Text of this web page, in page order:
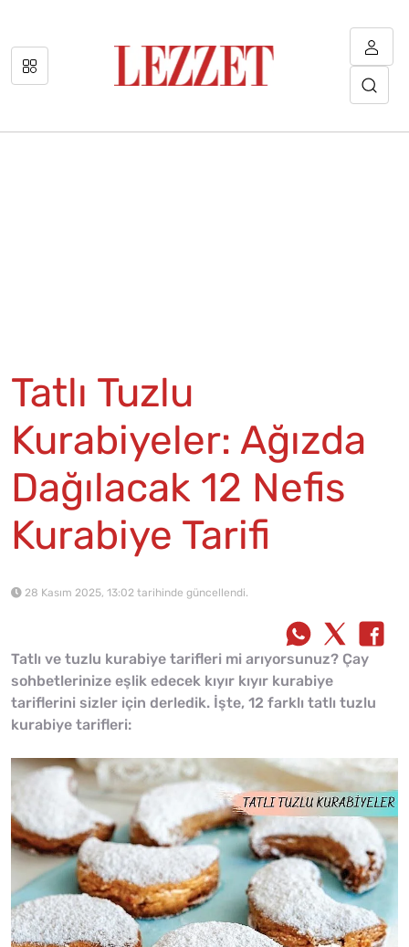
Tatlı Tuzlu
Kurabiyeler: Ağızda
Dağılacak 12 Nefis
Kurabiye Tarifi
28 Kasım 2025, 13:02 tarihinde güncellendi.
Tatlı ve tuzlu kurabiye tarifleri mi arıyorsunuz? Çay
sohbetlerinize eşlik edecek kıyır kıyır kurabiye
tariflerini sizler için derledik. İşte, 12 farklı tatlı tuzlu
kurabiye tarifleri: